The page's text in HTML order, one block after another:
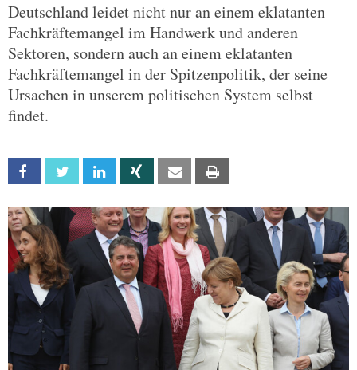
Deutschland leidet nicht nur an einem eklatanten
Fachkräftemangel im Handwerk und anderen
Sektoren, sondern auch an einem eklatanten
Fachkräftemangel in der Spitzenpolitik, der seine
Ursachen in unserem politischen System selbst
findet.
Facebook Twitter Linkedin Xing Email